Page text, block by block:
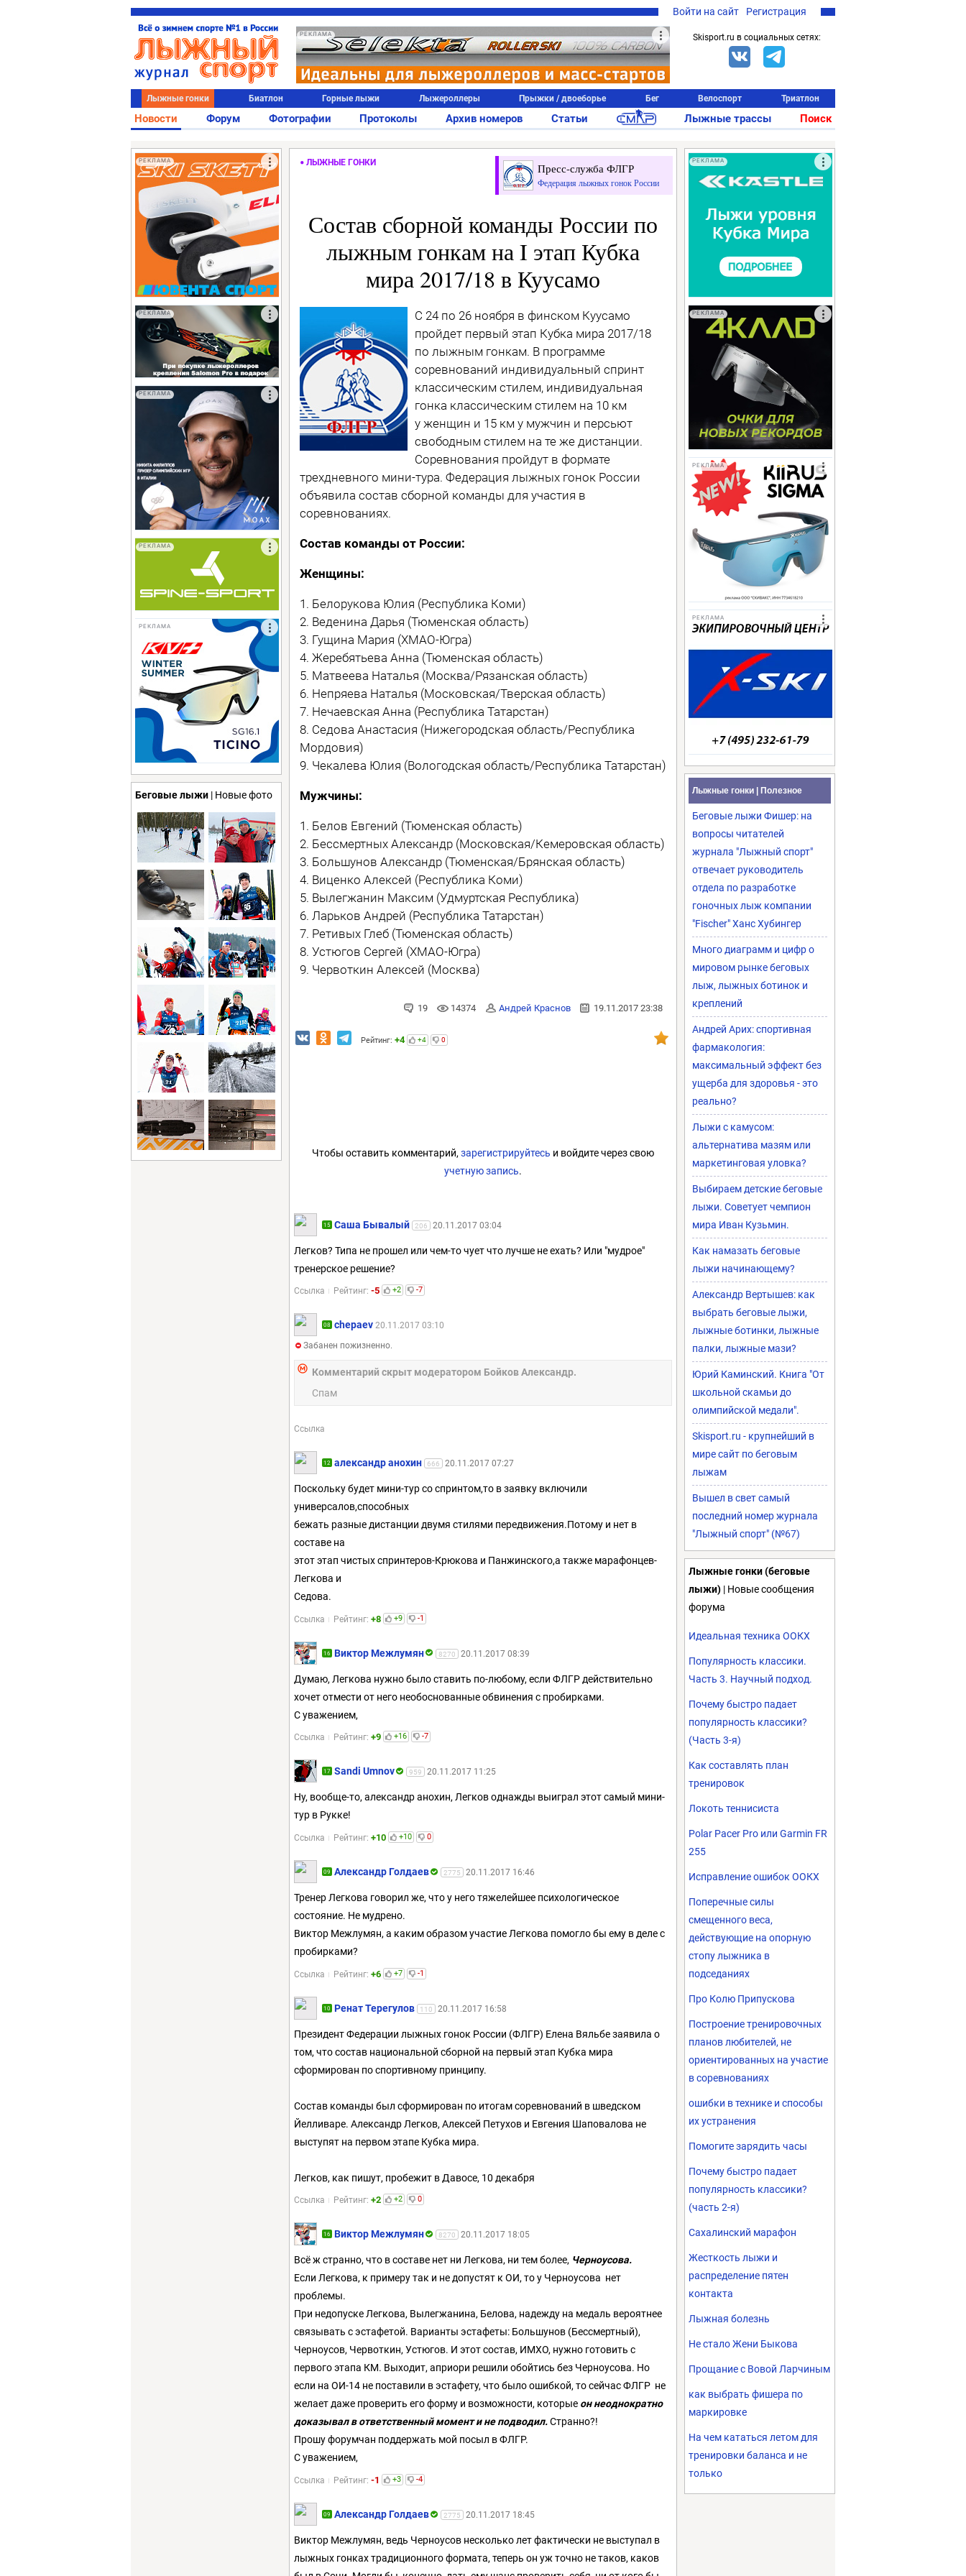
Войти на сайт Регистрация
РЕКЛАМА Skisport.ru в социальных сетях:
Лыжные гонки Биатлон Горные лыжи Лыжероллеры Прыжки / двоеборье Бег Велоспорт Триатлон
Новости Форум Фотографии Протоколы Архив номеров Статьи Лыжные трассы Поиск
РЕКЛАМА
РЕКЛАМА
РЕКЛАМА
РЕКЛАМА
РЕКЛАМА
Беговые лыжи | Новые фото
ЛЫЖНЫЕ ГОНКИ Пресс-служба ФЛГР
Федерация лыжных гонок России
Состав сборной команды России по
лыжным гонкам на I этап Кубка
мира 2017/18 в Куусамо
С 24 по 26 ноября в финском Куусамо
пройдет первый этап Кубка мира 2017/18
по лыжным гонкам. В программе
соревнований индивидуальный спринт
классическим стилем, индивидуальная
гонка классическим стилем на 10 км
у женщин и 15 км у мужчин и персьют
свободным стилем на те же дистанции.
Соревнования пройдут в формате
трехдневного мини-тура. Федерация лыжных гонок России
объявила состав сборной команды для участия в
соревнованиях.
Состав команды от России:
Женщины:
1. Белорукова Юлия (Республика Коми)
2. Веденина Дарья (Тюменская область)
3. Гущина Мария (ХМАО-Югра)
4. Жеребятьева Анна (Тюменская область)
5. Матвеева Наталья (Москва/Рязанская область)
6. Непряева Наталья (Московская/Тверская область)
7. Нечаевская Анна (Республика Татарстан)
8. Седова Анастасия (Нижегородская область/Республика
Мордовия)
9. Чекалева Юлия (Вологодская область/Республика Татарстан)
Мужчины:
1. Белов Евгений (Тюменская область)
2. Бессмертных Александр (Московская/Кемеровская область)
3. Большунов Александр (Тюменская/Брянская область)
4. Виценко Алексей (Республика Коми)
5. Вылегжанин Максим (Удмуртская Республика)
6. Ларьков Андрей (Республика Татарстан)
7. Ретивых Глеб (Тюменская область)
8. Устюгов Сергей (ХМАО-Югра)
9. Червоткин Алексей (Москва)
19 14374 Андрей Краснов 19.11.2017 23:38
Рейтинг: +4 +4 0
Чтобы оставить комментарий, зарегистрируйтесь и войдите через свою
учетную запись.
15 Саша Бывалый 206 20.11.2017 03:04
Легков? Типа не прошел или чем-то чует что лучше не ехать? Или "мудрое"
тренерское решение?
Ссылка Рейтинг: -5 +2 -7
08 chepaev 20.11.2017 03:10
Забанен пожизненно.
Комментарий скрыт модератором Бойков Александр.
Спам
Ссылка
12 александр анохин 666 20.11.2017 07:27
Поскольку будет мини-тур со спринтом,то в заявку включили
универсалов,способных
бежать разные дистанции двумя стилями передвижения.Потому и нет в
составе на
этот этап чистых спринтеров-Крюкова и Панжинского,а также марафонцев-
Легкова и
Седова.
Ссылка Рейтинг: +8 +9 -1
16 Виктор Межлумян 8270 20.11.2017 08:39
Думаю, Легкова нужно было ставить по-любому, если ФЛГР действительно
хочет отмести от него необоснованные обвинения с пробирками.
С уважением,
Ссылка Рейтинг: +9 +16 -7
17 Sandi Umnov 959 20.11.2017 11:25
Ну, вообще-то, александр анохин, Легков однажды выиграл этот самый мини-
тур в Рукке!
Ссылка Рейтинг: +10 +10 0
09 Александр Голдаев 2775 20.11.2017 16:46
Тренер Легкова говорил же, что у него тяжелейшее психологическое
состояние. Не мудрено.
Виктор Межлумян, а каким образом участие Легкова помогло бы ему в деле с
пробирками?
Ссылка Рейтинг: +6 +7 -1
10 Ренат Терегулов 110 20.11.2017 16:58
Президент Федерации лыжных гонок России (ФЛГР) Елена Вяльбе заявила о
том, что состав национальной сборной на первый этап Кубка мира
сформирован по спортивному принципу.
Состав команды был сформирован по итогам соревнований в шведском
Йелливаре. Александр Легков, Алексей Петухов и Евгения Шаповалова не
выступят на первом этапе Кубка мира.
Легков, как пишут, пробежит в Давосе, 10 декабря
Ссылка Рейтинг: +2 +2 0
16 Виктор Межлумян 8270 20.11.2017 18:05
Всё ж странно, что в составе нет ни Легкова, ни тем более, Черноусова.
Если Легкова, к примеру так и не допустят к ОИ, то у Черноусова нет
проблемы.
При недопуске Легкова, Вылегжанина, Белова, надежду на медаль вероятнее
связывать с эстафетой. Варианты эстафеты: Большунов (Бессмертный),
Черноусов, Червоткин, Устюгов. И этот состав, ИМХО, нужно готовить с
первого этапа КМ. Выходит, априори решили обойтись без Черноусова. Но
если на ОИ-14 не поставили в эстафету, что было ошибкой, то сейчас ФЛГР не
желает даже проверить его форму и возможности, которые он неоднократно
доказывал в ответственный момент и не подводил.Странно?!
Прошу форумчан поддержать мой посыл в ФЛГР.
С уважением,
Ссылка Рейтинг: -1 +3 -4
09 Александр Голдаев 2775 20.11.2017 18:45
Виктор Межлумян, ведь Черноусов несколько лет фактически не выступал в
лыжных гонках традиционного формата, теперь он уж точно не таков, каков
РЕКЛАМА
РЕКЛАМА
РЕКЛАМА
РЕКЛАМА
Лыжные гонки | Полезное
Беговые лыжи Фишер: на
вопросы читателей
журнала "Лыжный спорт"
отвечает руководитель
отдела по разработке
гоночных лыж компании
"Fischer" Ханс Хубингер
Много диаграмм и цифр о
мировом рынке беговых
лыж, лыжных ботинок и
креплений
Андрей Арих: спортивная
фармакология:
максимальный эффект без
ущерба для здоровья - это
реально?
Лыжи с камусом:
альтернатива мазям или
маркетинговая уловка?
Выбираем детские беговые
лыжи. Советует чемпион
мира Иван Кузьмин.
Как намазать беговые
лыжи начинающему?
Александр Вертышев: как
выбрать беговые лыжи,
лыжные ботинки, лыжные
палки, лыжные мази?
Юрий Каминский. Книга "От
школьной скамьи до
олимпийской медали".
Skisport.ru - крупнейший в
мире сайт по беговым
лыжам
Вышел в свет самый
последний номер журнала
"Лыжный спорт" (№67)
Лыжные гонки (беговые
лыжи) | Новые сообщения
форума
Идеальная техника ООКХ
Популярность классики.
Часть 3. Научный подход.
Почему быстро падает
популярность классики?
(Часть 3-я)
Как составлять план
тренировок
Локоть теннисиста
Polar Pacer Pro или Garmin FR
255
Исправление ошибок ООКХ
Поперечные силы
смещенного веса,
действующие на опорную
стопу лыжника в
подседаниях
Про Колю Припускова
Построение тренировочных
планов любителей, не
ориентированных на участие
в соревнованиях
ошибки в технике и способы
их устранения
Помогите зарядить часы
Почему быстро падает
популярность классики?
(часть 2-я)
Сахалинский марафон
Жесткость лыжи и
распределение пятен
контакта
Лыжная болезнь
Не стало Жени Быкова
Прощание с Вовой Ларчиным
как выбрать фишера по
маркировке
На чем кататься летом для
тренировки баланса и не
только